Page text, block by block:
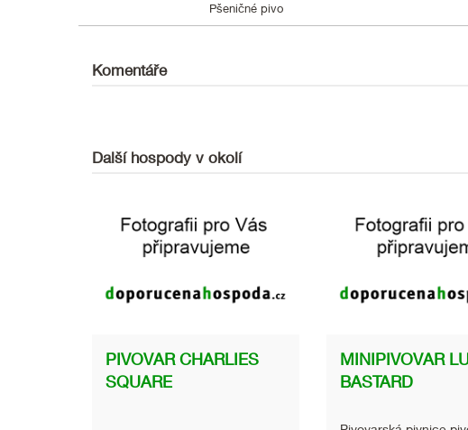
Pšeničné pivo
Komentáře
Další hospody v okolí
PIVOVAR CHARLIES
SQUARE
MINIPIVOVAR
BASTARD